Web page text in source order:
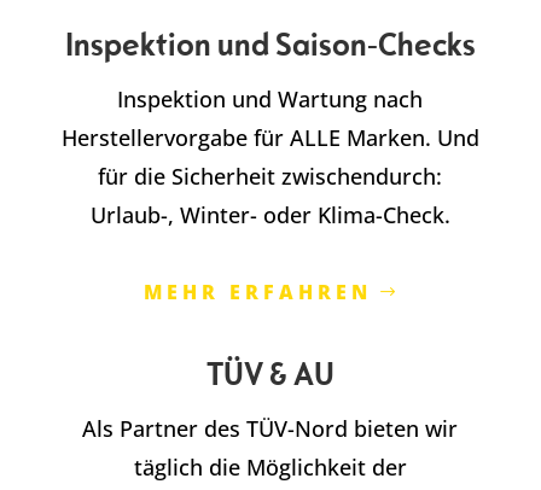
Inspektion und Saison-Checks
Inspektion und Wartung nach
Herstellervorgabe für ALLE Marken. Und
für die Sicherheit zwischendurch:
Urlaub-, Winter- oder Klima-Check.
MEHR ERFAHREN
TÜV & AU
Als Partner des TÜV-Nord bieten wir
täglich die Möglichkeit der